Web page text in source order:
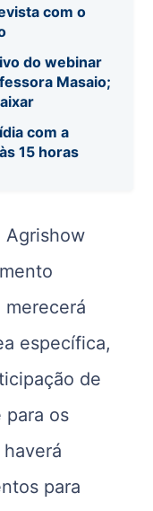
com o
do webinar
Masaio;
com a
15 horas
Agrishow
específica,
de
para os
para